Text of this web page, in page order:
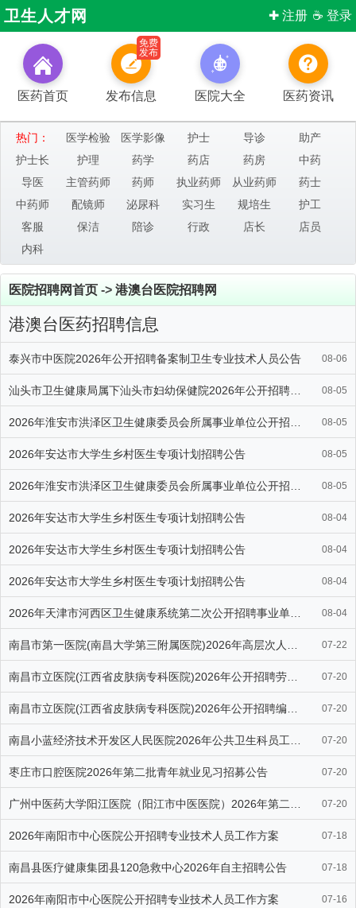
☕ 登录
✚ 注册
卫生人才网
医药首页
免费
发布
发布信息 医院大全 医药资讯
热门： 医学检验 医学影像 护士 导诊
助产
护士长
护理 药学 药店 药房
中药
导医
主管药师 药师 执业药师 从业药师
药士
中药师
配镜师 泌尿科 实习生 规培生
护工
客服
保洁 陪诊 行政 店长
店员
内科
医院招聘网首页 -> 港澳台医院招聘网
港澳台医药招聘信息
泰兴市中医院2026年公开招聘备案制卫生专业技术人员公告 08-06
08-05
08-05
2026年安达市大学生乡村医生专项计划招聘公告 08-05
08-05
2026年安达市大学生乡村医生专项计划招聘公告 08-04
2026年安达市大学生乡村医生专项计划招聘公告 08-04
2026年安达市大学生乡村医生专项计划招聘公告 08-04
08-04
07-22
07-20
07-20
07-20
枣庄市口腔医院2026年第二批青年就业见习招募公告 07-20
07-20
2026年南阳市中心医院公开招聘专业技术人员工作方案 07-18
南昌县医疗健康集团县120急救中心2026年自主招聘公告 07-18
2026年南阳市中心医院公开招聘专业技术人员工作方案 07-16